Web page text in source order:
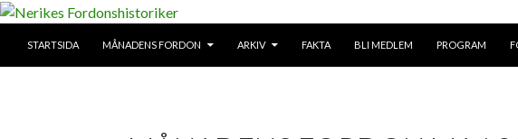
STARTSIDA
MÅNADENS FORDON ARKIV FAKTA BLI MEDLEM PROGRAM